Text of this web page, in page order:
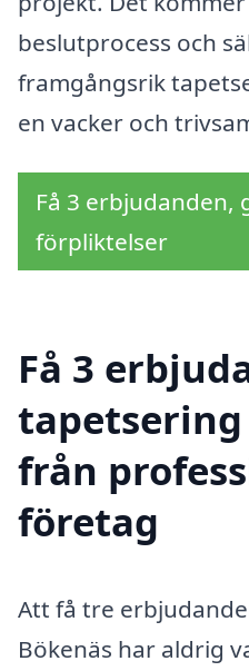
beslutprocess och
framgångsrik
en vacker och
Få 3 erbjudanden,
förpliktelser
Få 3
tapetsering
från
företag
Att få tre
Bökenäs har aldrig